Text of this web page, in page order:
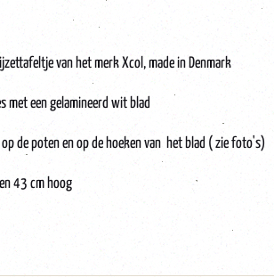
van het merk Xcol, made in Denmark
met een gelamineerd wit blad
de poten en op de hoeken van het blad ( zie foto's)
43 cm hoog